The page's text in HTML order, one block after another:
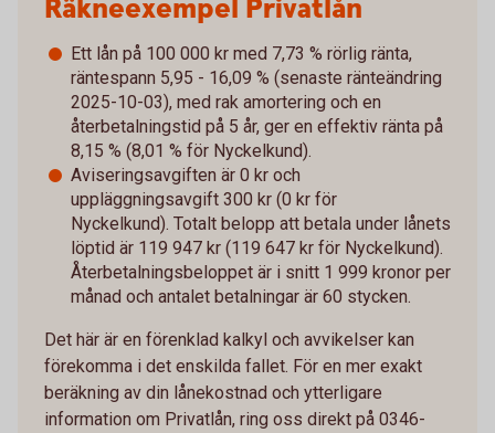
Räkneexempel Privatlån
Ett lån på 100 000 kr med 7,73 % rörlig ränta,
räntespann 5,95 - 16,09 % (senaste ränteändring
2025-10-03), med rak amortering och en
återbetalningstid på 5 år, ger en effektiv ränta på
8,15 % (8,01 % för Nyckelkund).
Aviseringsavgiften är 0 kr och
uppläggningsavgift 300 kr (0 kr för
Nyckelkund). Totalt belopp att betala under lånets
löptid är 119 947 kr (119 647 kr för Nyckelkund).
Återbetalningsbeloppet är i snitt 1 999 kronor per
månad och antalet betalningar är 60 stycken.
Det här är en förenklad kalkyl och avvikelser kan
förekomma i det enskilda fallet. För en mer exakt
beräkning av din lånekostnad och ytterligare
information om Privatlån, ring oss direkt på 0346-